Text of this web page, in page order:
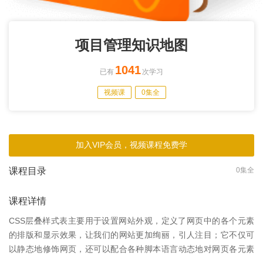
项目管理知识地图
已有 1041 次学习
视频课 0集全
加入VIP会员，视频课程免费学
课程目录 0集全
课程详情
CSS层叠样式表主要用于设置网站外观，定义了网页中的各个元素
的排版和显示效果，让我们的网站更加绚丽，引人注目；它不仅可
以静态地修饰网页，还可以配合各种脚本语言动态地对网页各元素